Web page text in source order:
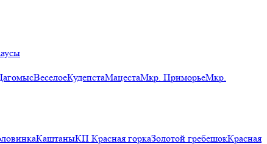
ВеселоеКудепстаМацестаМкр. ПриморьеМкр.
КаштаныКП Красная горкаЗолотой гребешокКрасная